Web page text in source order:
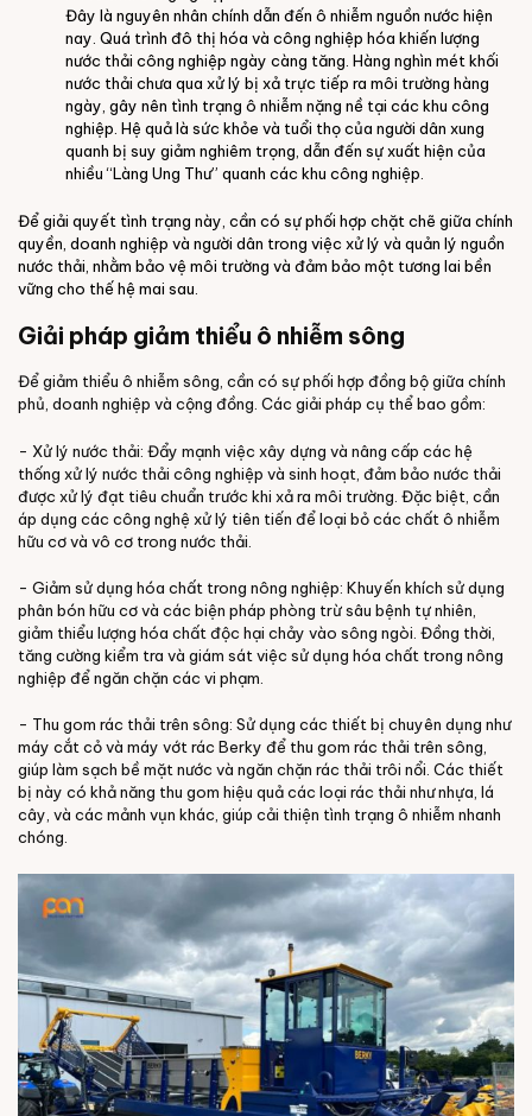
Đây là nguyên nhân chính dẫn đến ô nhiễm nguồn nước hiện
nay. Quá trình đô thị hóa và công nghiệp hóa khiến lượng
nước thải công nghiệp ngày càng tăng. Hàng nghìn mét khối
nước thải chưa qua xử lý bị xả trực tiếp ra môi trường hàng
ngày, gây nên tình trạng ô nhiễm nặng nề tại các khu công
nghiệp. Hệ quả là sức khỏe và tuổi thọ của người dân xung
quanh bị suy giảm nghiêm trọng, dẫn đến sự xuất hiện của
nhiều “Làng Ung Thư” quanh các khu công nghiệp.
Để giải quyết tình trạng này, cần có sự phối hợp chặt chẽ giữa chính
quyền, doanh nghiệp và người dân trong việc xử lý và quản lý nguồn
nước thải, nhằm bảo vệ môi trường và đảm bảo một tương lai bền
vững cho thế hệ mai sau.
Giải pháp giảm thiểu ô nhiễm sông
Để giảm thiểu ô nhiễm sông, cần có sự phối hợp đồng bộ giữa chính
phủ, doanh nghiệp và cộng đồng. Các giải pháp cụ thể bao gồm:
- Xử lý nước thải: Đẩy mạnh việc xây dựng và nâng cấp các hệ
thống xử lý nước thải công nghiệp và sinh hoạt, đảm bảo nước thải
được xử lý đạt tiêu chuẩn trước khi xả ra môi trường. Đặc biệt, cần
áp dụng các công nghệ xử lý tiên tiến để loại bỏ các chất ô nhiễm
hữu cơ và vô cơ trong nước thải.
- Giảm sử dụng hóa chất trong nông nghiệp: Khuyến khích sử dụng
phân bón hữu cơ và các biện pháp phòng trừ sâu bệnh tự nhiên,
giảm thiểu lượng hóa chất độc hại chảy vào sông ngòi. Đồng thời,
tăng cường kiểm tra và giám sát việc sử dụng hóa chất trong nông
nghiệp để ngăn chặn các vi phạm.
- Thu gom rác thải trên sông: Sử dụng các thiết bị chuyên dụng như
máy cắt cỏ và máy vớt rác Berky để thu gom rác thải trên sông,
giúp làm sạch bề mặt nước và ngăn chặn rác thải trôi nổi. Các thiết
bị này có khả năng thu gom hiệu quả các loại rác thải như nhựa, lá
cây, và các mảnh vụn khác, giúp cải thiện tình trạng ô nhiễm nhanh
chóng.